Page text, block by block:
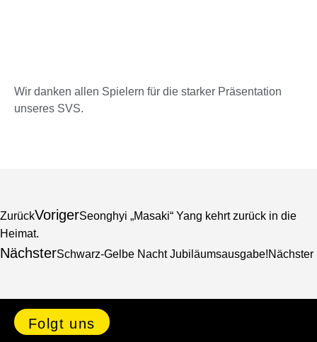
Wir danken allen Spielern für die starker Präsentation
unseres SVS.
ZurückVorigerSeonghyi „Masaki“ Yang kehrt zurück in die
Heimat.
NächsterSchwarz-Gelbe Nacht Jubiläumsausgabe!Nächster
Folgt uns